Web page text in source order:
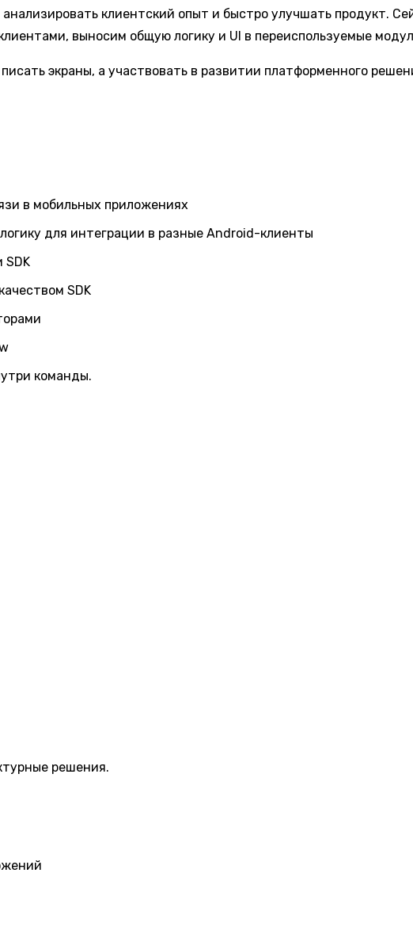
клиентский опыт и быстро улучшать продукт.
выносим общую логику и UI в переиспользуемые
экраны, а участвовать в развитии платформенного
в мобильных приложениях
для интеграции в разные Android-клиенты
SDK
SDK
команды.
решения.